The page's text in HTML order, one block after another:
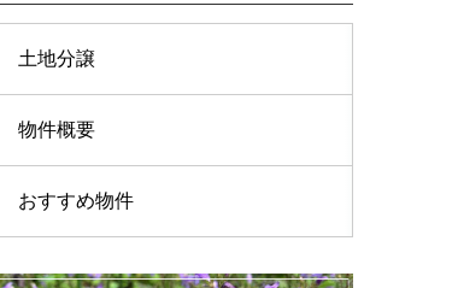
土地分譲
物件概要
おすすめ物件